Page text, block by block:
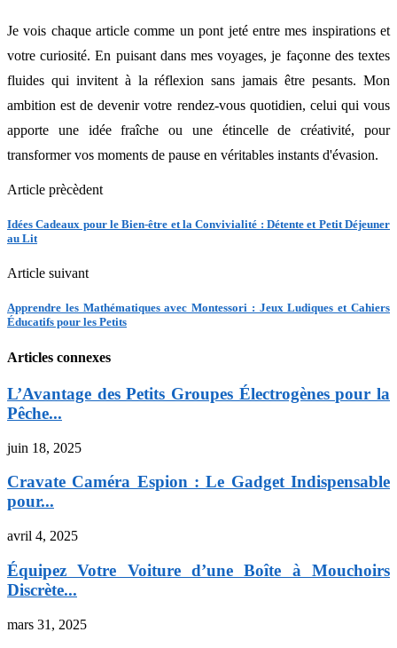
Je vois chaque article comme un pont jeté entre mes inspirations et
votre curiosité. En puisant dans mes voyages, je façonne des textes
fluides qui invitent à la réflexion sans jamais être pesants. Mon
ambition est de devenir votre rendez-vous quotidien, celui qui vous
apporte une idée fraîche ou une étincelle de créativité, pour
transformer vos moments de pause en véritables instants d'évasion.
Article prècèdent
Idées Cadeaux pour le Bien-être et la Convivialité : Détente et Petit Déjeuner
au Lit
Article suivant
Apprendre les Mathématiques avec Montessori : Jeux Ludiques et Cahiers
Éducatifs pour les Petits
Articles connexes
L’Avantage des Petits Groupes Électrogènes pour la
Pêche...
juin 18, 2025
Cravate Caméra Espion : Le Gadget Indispensable
pour...
avril 4, 2025
Équipez Votre Voiture d’une Boîte à Mouchoirs
Discrète...
mars 31, 2025